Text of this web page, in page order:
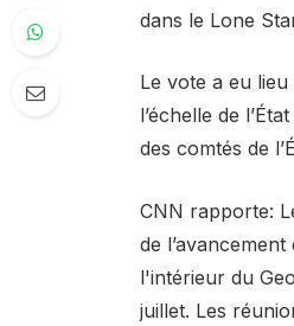
dans le Lone
Le vote a eu
l’échelle de
des comtés de
CNN rapporte:
de
l'intérieur du
juillet. Les